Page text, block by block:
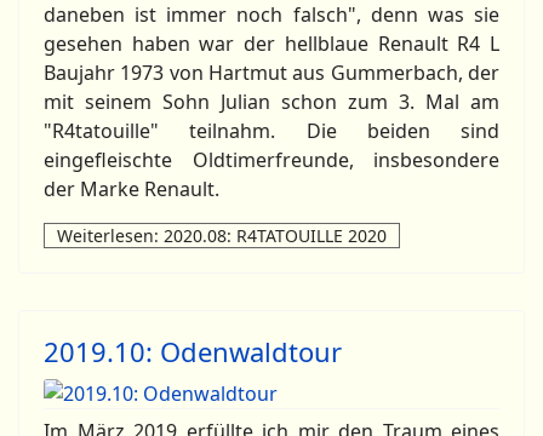
daneben ist immer noch falsch", denn was sie
gesehen haben war der hellblaue Renault R4 L
Baujahr 1973 von Hartmut aus Gummerbach, der
mit seinem Sohn Julian schon zum 3. Mal am
"R4tatouille" teilnahm. Die beiden sind
eingefleischte Oldtimerfreunde, insbesondere
der Marke Renault.
Weiterlesen: 2020.08: R4TATOUILLE 2020
2019.10: Odenwaldtour